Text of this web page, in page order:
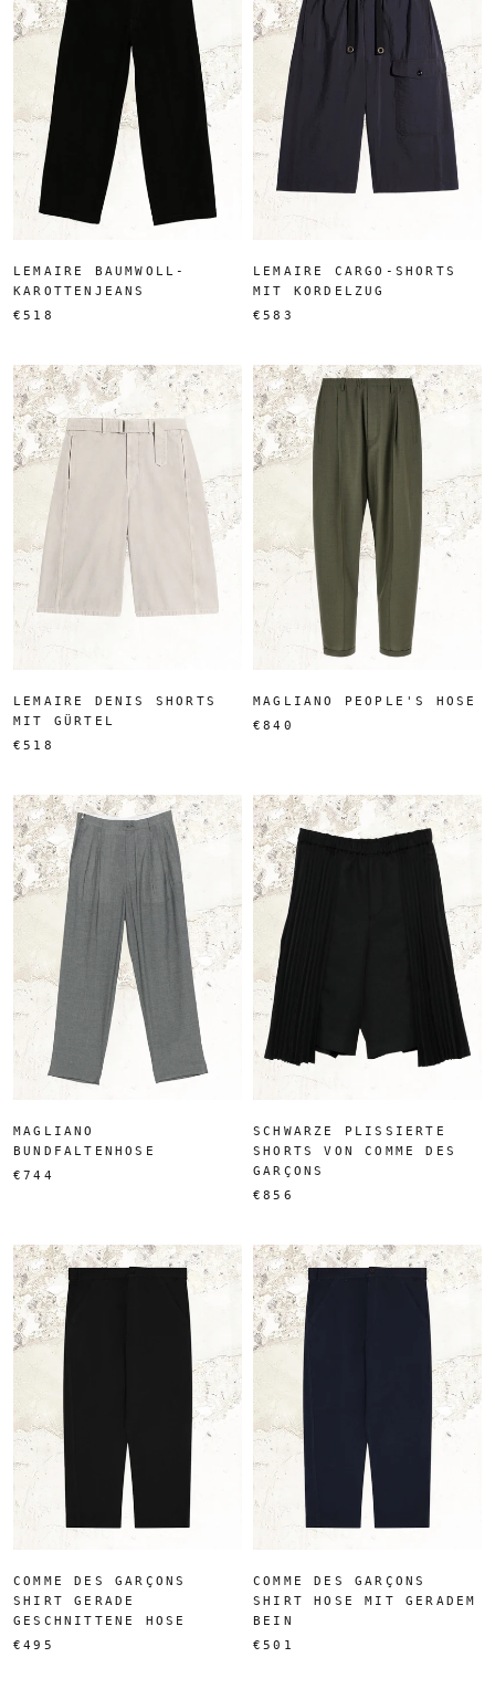
LEMAIRE BAUMWOLL-
KAROTTENJEANS
€518
LEMAIRE CARGO-SHORTS
MIT KORDELZUG
€583
LEMAIRE DENIS SHORTS
MIT GÜRTEL
€518
MAGLIANO PEOPLE'S HOSE
€840
MAGLIANO
BUNDFALTENHOSE
€744
SCHWARZE PLISSIERTE
SHORTS VON COMME DES
GARÇONS
€856
COMME DES GARÇONS
SHIRT GERADE
GESCHNITTENE HOSE
€495
COMME DES GARÇONS
SHIRT HOSE MIT GERADEM
BEIN
€501